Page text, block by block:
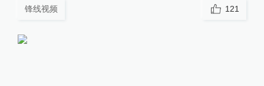
锋线视频 121